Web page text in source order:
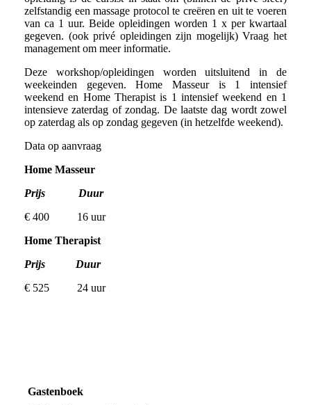
zelfstandig een massage protocol te creëren en uit te voeren
van ca 1 uur. Beide opleidingen worden 1 x per kwartaal
gegeven. (ook privé opleidingen zijn mogelijk) Vraag het
management om meer informatie.
Deze workshop/opleidingen worden uitsluitend in de
weekeinden gegeven. Home Masseur is 1 intensief
weekend en Home Therapist is 1 intensief weekend en 1
intensieve zaterdag of zondag. De laatste dag wordt zowel
op zaterdag als op zondag gegeven (in hetzelfde weekend).
Data op aanvraag
Home Masseur
Prijs Duur
€ 400 16 uur
Home Therapist
Prijs Duur
€ 525 24 uur
Gastenboek